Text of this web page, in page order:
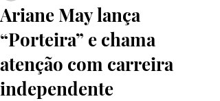
Ariane May lança
“Porteira” e chama
atenção com carreira
independente